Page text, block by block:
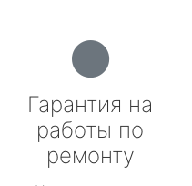
Гарантия на
работы по
ремонту